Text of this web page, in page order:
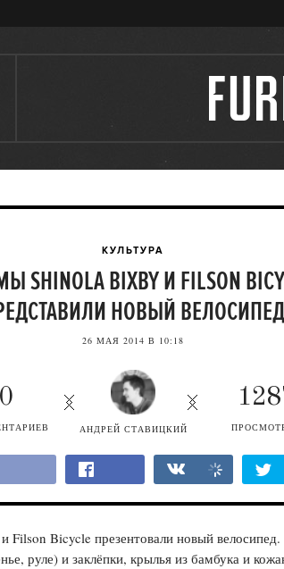
КУЛЬТУРА
SHINOLA BIXBY И FILSON
НОВЫЙ ВЕЛОСИПЕД
26 МАЯ 2014 В 10:18
АНДРЕЙ СТАВИЦКИЙ
0
Bicycle презентовали новый
руле) и заклёпки, крылья из бамбука и